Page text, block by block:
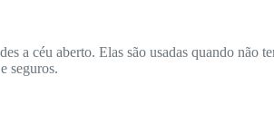
a céu aberto. Elas são usadas quando não
seguros.